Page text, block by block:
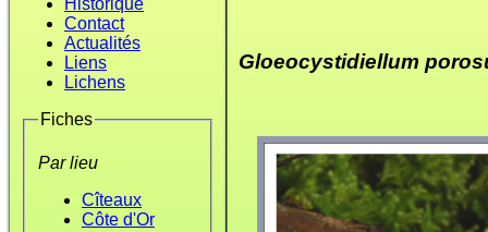
Historique
Contact
Actualités
Liens
Lichens
Fiches
Par lieu
Cîteaux
Côte d'Or
Gloeocystidiellum